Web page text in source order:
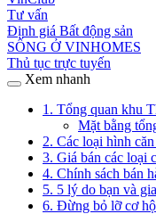
Tư vấn
Định giá Bất động sản
SỐNG Ở VINHOMES
Thủ tục trực tuyến
Xem nhanh
1. Tổng quan khu
Mặt bằng
2. Các loại hình
3. Giá bán các loại
4. Chính sách bán
5. 5 lý do bạn và
6. Đừng bỏ lỡ cơ